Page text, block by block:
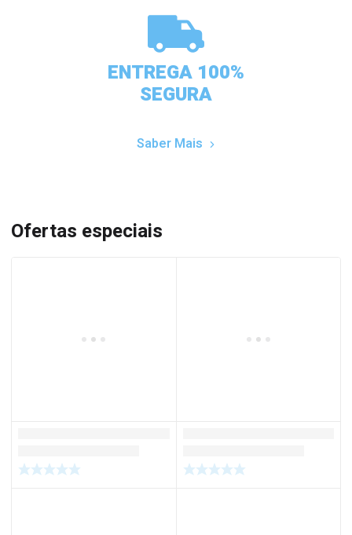
ENTREGA 100%
SEGURA
Saber Mais
Ofertas especiais